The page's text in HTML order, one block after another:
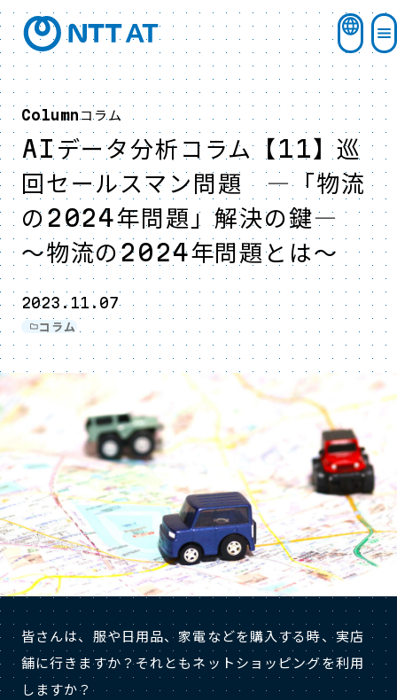
Columnコラム
AIデータ分析コラム【11】巡
回セールスマン問題 ―「物流
の2024年問題」解決の鍵―
～物流の2024年問題とは～
2023.11.07
コラム
皆さんは、服や日用品、家電などを購入する時、実店
舗に行きますか？それともネットショッピングを利用
しますか？